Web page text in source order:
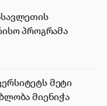
პროგრამა
მეტი
მიენიჭა